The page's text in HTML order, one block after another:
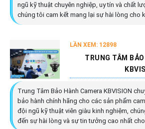
ngũ kỹ thuật chuyên nghiệp, uy tín và chất
chúng tôi cam kết mang lại sự hài lòng cho
LẦN XEM: 12898
TRUNG TÂM
Trung Tâm Bảo Hành Camera KBVISION
bảo hành chính hãng cho các sản phẩm
đội ngũ kỹ thuật viên giàu kinh nghiệm,
đến sự hài lòng và sự tin tưởng cao nhất